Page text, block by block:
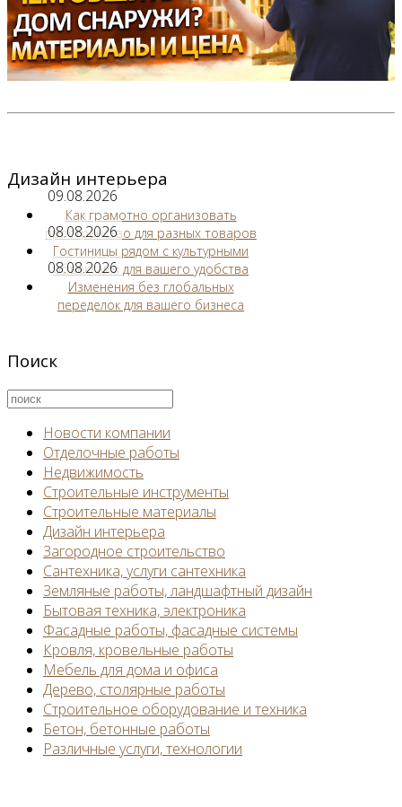
Дизайн интерьера
09.08.2026
Как грамотно организовать
пространство для разных товаров
08.08.2026
Гостиницы рядом с культурными
объектами для вашего удобства
08.08.2026
Изменения без глобальных
переделок для вашего бизнеса
Поиск
Новости компании
Отделочные работы
Недвижимость
Строительные инструменты
Строительные материалы
Дизайн интерьера
Загородное строительство
Сантехника, услуги сантехника
Земляные работы, ландшафтный дизайн
Бытовая техника, электроника
Фасадные работы, фасадные системы
Кровля, кровельные работы
Мебель для дома и офиса
Дерево, столярные работы
Строительное оборудование и техника
Бетон, бетонные работы
Различные услуги, технологии